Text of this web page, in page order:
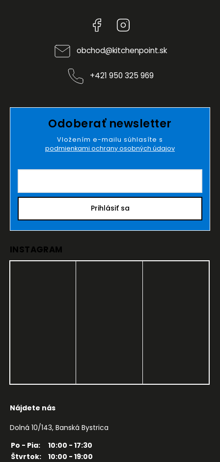
Facebook
obchod@kitchenpoint.sk
+421 950 325 969
Odoberať newsletter
Vložením e-mailu súhlasíte s
podmienkami ochrany osobných údajov
Prihlásiť sa
INSTAGRAM
Nájdete nás
Dolná 10/143, Banská Bystrica
Po - Pia:
10:00 - 17:30
Štvrtok:
10:00 - 19:00